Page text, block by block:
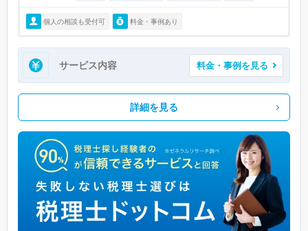
個人の相談も受付可 料金・事例あり
サービス内容 料金・事例を見る
詳細を見る